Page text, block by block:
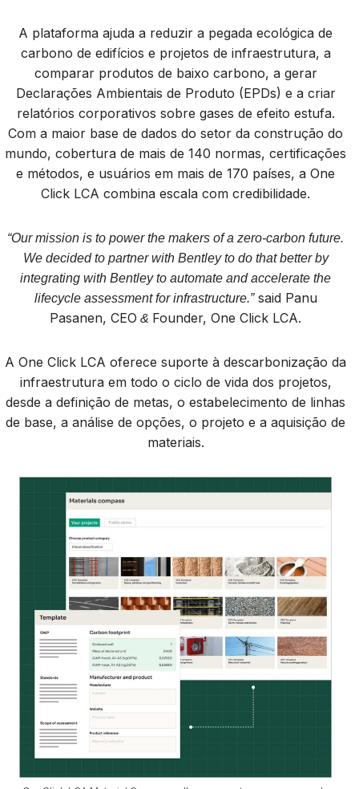
A plataforma ajuda a reduzir a pegada ecológica de
carbono de edifícios e projetos de infraestrutura, a
comparar produtos de baixo carbono, a gerar
Declarações Ambientais de Produto (EPDs) e a criar
relatórios corporativos sobre gases de efeito estufa.
Com a maior base de dados do setor da construção do
mundo, cobertura de mais de 140 normas, certificações
e métodos, e usuários em mais de 170 países, a One
Click LCA combina escala com credibilidade.
“Our mission is to power the makers of a zero-carbon future.
We decided to partner with Bentley to do that better by
integrating with Bentley to automate and accelerate the
lifecycle assessment for infrastructure.”said Panu
Pasanen, CEO & Founder, One Click LCA.
A One Click LCA oferece suporte à descarbonização da
infraestrutura em todo o ciclo de vida dos projetos,
desde a definição de metas, o estabelecimento de linhas
de base, a análise de opções, o projeto e a aquisição de
materiais.